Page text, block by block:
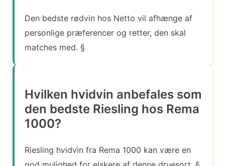
Den bedste rødvin hos Netto vil afhænge af
personlige præferencer og retter, den skal
matches med. §
Hvilken hvidvin anbefales som
den bedste Riesling hos Rema
1000?
Riesling hvidvin fra Rema 1000 kan være en